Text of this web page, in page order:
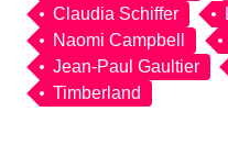
Claudia Schiffer
Naomi Campbell
Jean-Paul Gaultier
Timberland